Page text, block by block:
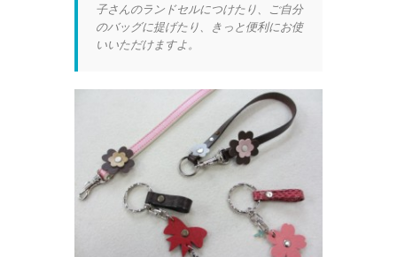
子さんのランドセルにつけたり、ご自分
のバッグに提げたり、きっと便利にお使
いいただけますよ。